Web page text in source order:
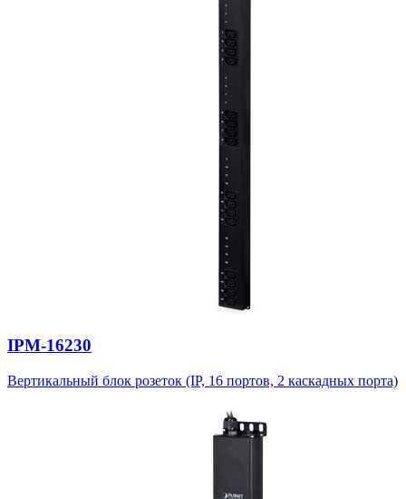
IPM-16230
Вертикальный блок розеток (IP, 16 портов, 2 каскадных порта)